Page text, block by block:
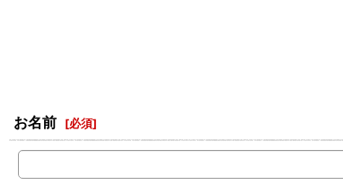
お名前 [必須]